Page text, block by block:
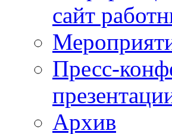
сайт
Пресс-
Архив